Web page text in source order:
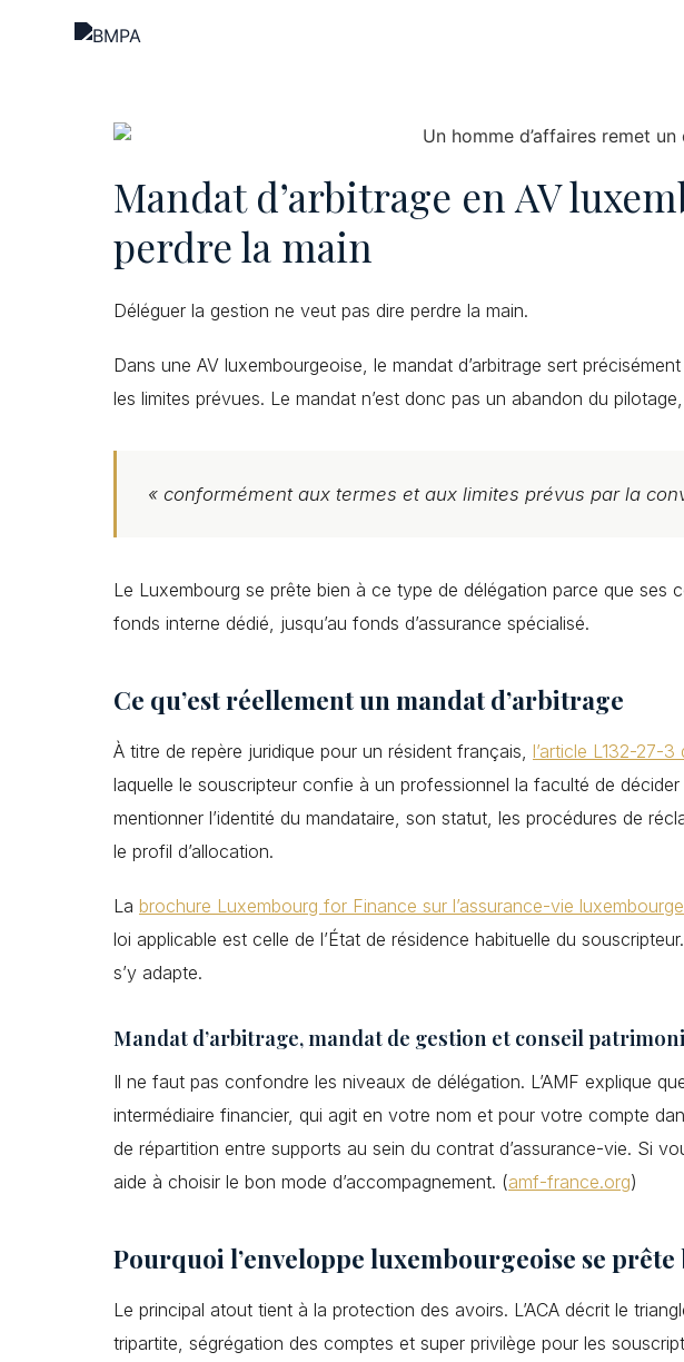
Mandat d’arbitrage en AV
perdre la main
Déléguer la gestion ne veut pas dire perdre la main.
Dans une AV luxembourgeoise, le mandat d’arbitrage sert
les limites prévues. Le mandat n’est donc pas un abandon du
« conformément aux termes et aux limites prévus par la
Le Luxembourg se prête bien à ce type de délégation parce que
fonds interne dédié, jusqu’au fonds d’assurance spécialisé.
Ce qu’est réellement un mandat d’arbitrage
À titre de repère juridique pour un résident français, l’article L132-27-
laquelle le souscripteur confie à un professionnel la faculté de décider
mentionner l’identité du mandataire, son statut, les procédures de
le profil d’allocation.
La brochure Luxembourg for Finance sur l’assurance-vie
loi applicable est celle de l’État de résidence habituelle du
s’y adapte.
Mandat d’arbitrage, mandat de gestion et conseil
Il ne faut pas confondre les niveaux de délégation. L’AMF explique
intermédiaire financier, qui agit en votre nom et pour votre compte
de répartition entre supports au sein du contrat d’assurance-vie. Si
aide à choisir le bon mode d’accompagnement. (amf-france.org)
Pourquoi l’enveloppe luxembourgeoise se
Le principal atout tient à la protection des avoirs. L’ACA décrit le
tripartite, ségrégation des comptes et super privilège pour les